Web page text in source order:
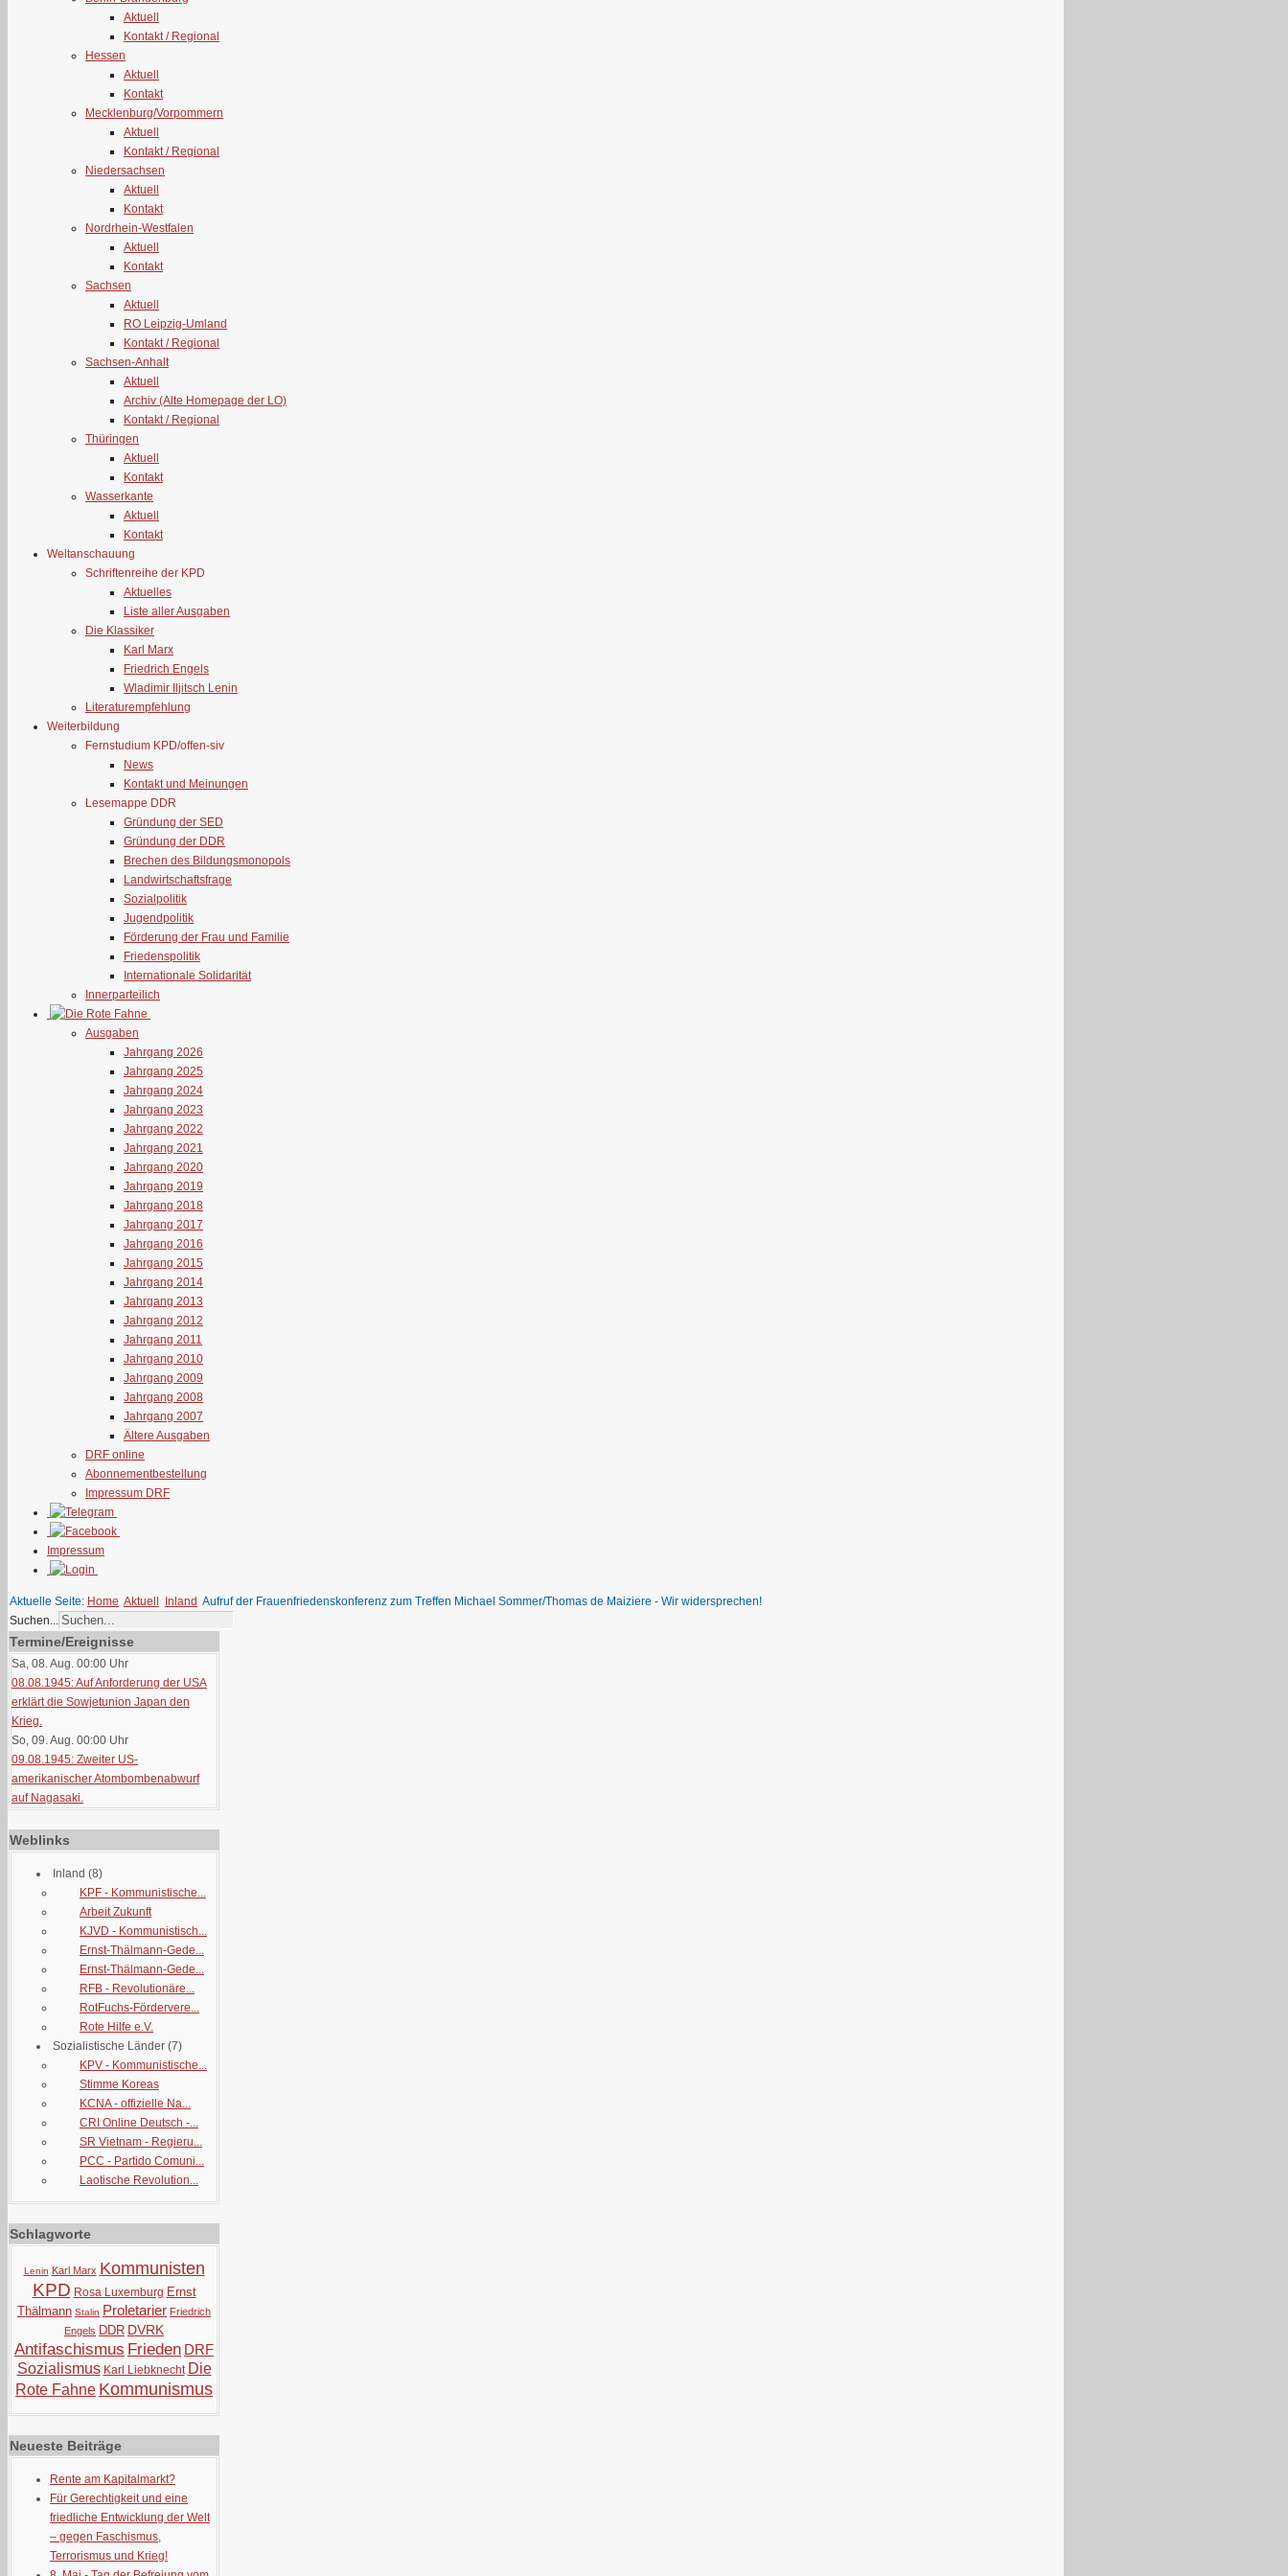
Aktuell
Kontakt / Regional
Hessen
Aktuell
Kontakt
Mecklenburg/Vorpommern
Aktuell
Kontakt / Regional
Niedersachsen
Aktuell
Kontakt
Nordrhein-Westfalen
Aktuell
Kontakt
Sachsen
Aktuell
RO Leipzig-Umland
Kontakt / Regional
Sachsen-Anhalt
Aktuell
Archiv (Alte Homepage der LO)
Kontakt / Regional
Thüringen
Aktuell
Kontakt
Wasserkante
Aktuell
Kontakt
Weltanschauung
Schriftenreihe der KPD
Aktuelles
Liste aller Ausgaben
Die Klassiker
Karl Marx
Friedrich Engels
Wladimir Iljitsch Lenin
Literaturempfehlung
Weiterbildung
Fernstudium KPD/offen-siv
News
Kontakt und Meinungen
Lesemappe DDR
Gründung der SED
Gründung der DDR
Brechen des Bildungsmonopols
Landwirtschaftsfrage
Sozialpolitik
Jugendpolitik
Förderung der Frau und Familie
Friedenspolitik
Internationale Solidarität
Innerparteilich
Ausgaben
Jahrgang 2026
Jahrgang 2025
Jahrgang 2024
Jahrgang 2023
Jahrgang 2022
Jahrgang 2021
Jahrgang 2020
Jahrgang 2019
Jahrgang 2018
Jahrgang 2017
Jahrgang 2016
Jahrgang 2015
Jahrgang 2014
Jahrgang 2013
Jahrgang 2012
Jahrgang 2011
Jahrgang 2010
Jahrgang 2009
Jahrgang 2008
Jahrgang 2007
Ältere Ausgaben
DRF online
Abonnementbestellung
Impressum DRF
Impressum
Aktuelle Seite: Home Aktuell Inland Aufruf der Frauenfriedenskonferenz zum Treffen Michael Sommer/Thomas de Maiziere - Wir widersprechen!
Suchen...
Termine/Ereignisse
Sa, 08. Aug. 00:00 Uhr
08.08.1945: Auf Anforderung der USA
erklärt die Sowjetunion Japan den
Krieg.
So, 09. Aug. 00:00 Uhr
09.08.1945: Zweiter US-
amerikanischer Atombombenabwurf
auf Nagasaki.
Weblinks
Inland (8)
KPF - Kommunistische...
Arbeit Zukunft
KJVD - Kommunistisch...
Ernst-Thälmann-Gede...
Ernst-Thälmann-Gede...
RFB - Revolutionäre...
RotFuchs-Fördervere...
Rote Hilfe e.V.
Sozialistische Länder (7)
KPV - Kommunistische...
Stimme Koreas
KCNA - offizielle Na...
CRI Online Deutsch -...
SR Vietnam - Regieru...
PCC - Partido Comuni...
Laotische Revolution...
Schlagworte
Lenin Karl Marx Kommunisten
KPD Rosa Luxemburg Ernst
Thälmann Stalin Proletarier Friedrich
Engels DDR DVRK
Antifaschismus Frieden DRF
Sozialismus Karl Liebknecht Die
Rote Fahne Kommunismus
Neueste Beiträge
Rente am Kapitalmarkt?
Für Gerechtigkeit und eine
friedliche Entwicklung der Welt
– gegen Faschismus,
Terrorismus und Krieg!